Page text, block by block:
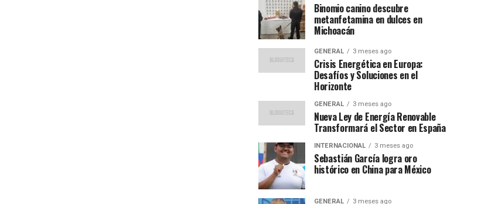
Binomio canino descubre
metanfetamina en dulces en
Michoacán
GENERAL 3 meses ago
Crisis Energética en Europa:
Desafíos y Soluciones en el
Horizonte
GENERAL 3 meses ago
Nueva Ley de Energía Renovable
Transformará el Sector en España
INTERNACIONAL 3 meses ago
Sebastián García logra oro
histórico en China para México
GENERAL 3 meses ago